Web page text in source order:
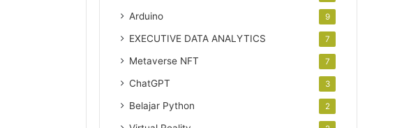
Arduino 9
EXECUTIVE DATA ANALYTICS 7
Metaverse NFT 7
ChatGPT 3
Belajar Python 2